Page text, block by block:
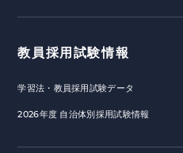
教員採用試験情報
学習法・教員採用試験データ
2026年度 自治体別採用試験情報